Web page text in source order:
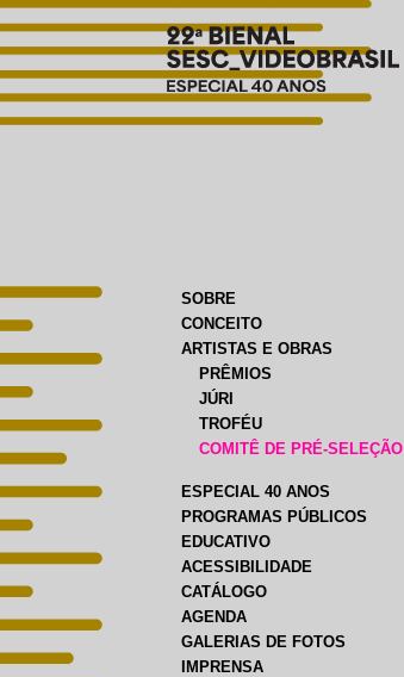
SOBRE
CONCEITO
ARTISTAS E OBRAS
PRÊMIOS
JÚRI
TROFÉU
COMITÊ DE PRÉ-SELEÇÃO
ESPECIAL 40 ANOS
PROGRAMAS PÚBLICOS
EDUCATIVO
ACESSIBILIDADE
CATÁLOGO
AGENDA
GALERIAS DE FOTOS
IMPRENSA